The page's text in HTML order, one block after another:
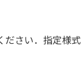
さい．指定様式